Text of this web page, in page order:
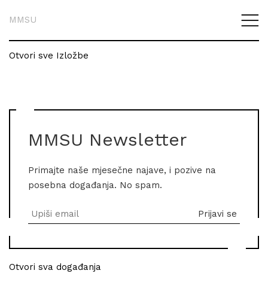
MMSU
Otvori sve Izložbe
MMSU Newsletter
Primajte naše mjesečne najave, i pozive na
posebna događanja. No spam.
Otvori sva događanja